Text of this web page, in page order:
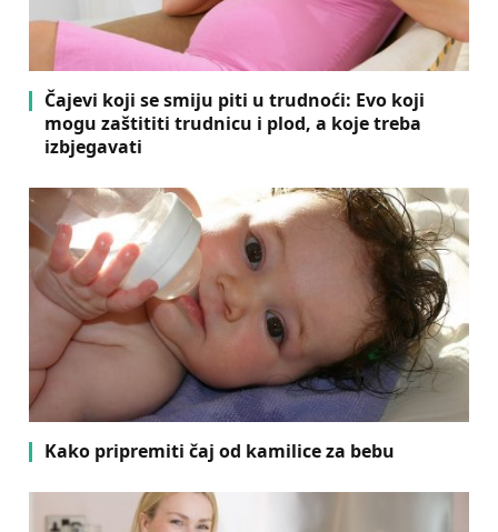
Čajevi koji se smiju piti u trudnoći: Evo koji
mogu zaštititi trudnicu i plod, a koje treba
izbjegavati
Kako pripremiti čaj od kamilice za bebu